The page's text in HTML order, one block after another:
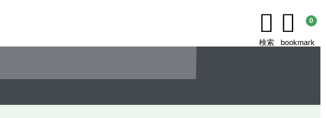

検索
 0
bookmark